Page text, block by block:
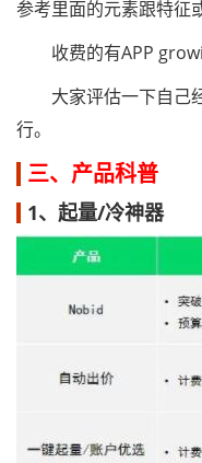
参考里面的元素跟特征
收费的有APP
大家评估一下自己
行。
三、产品科普
1、起量/冷神器